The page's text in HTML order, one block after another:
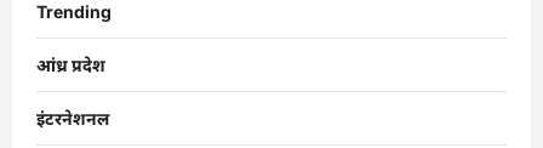
Trending
आंध्र प्रदेश
इंटरनेशनल